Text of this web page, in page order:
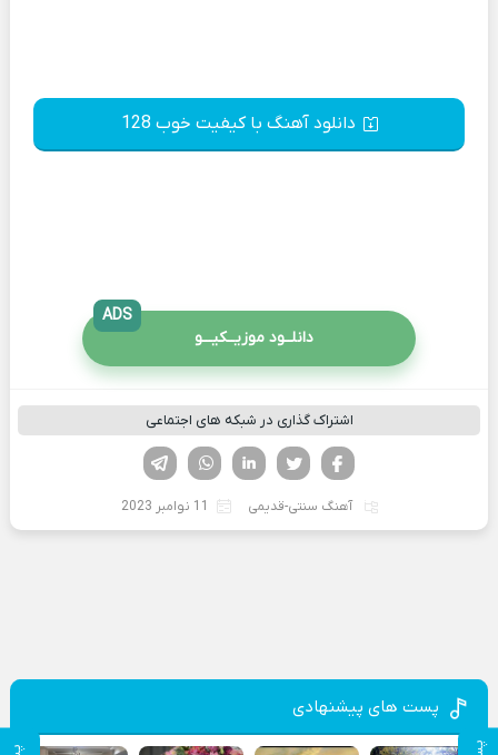
دانلود آهنگ با کیفیت خوب 128
دانلــود موزیــکیـــو
ADS
اشتراک گذاری در شبکه های اجتماعی
لینکدین تویتر
فیسوک
آهنگ سنتی-قدیمی 11 نوامبر 2023
پست های پیشنهادی